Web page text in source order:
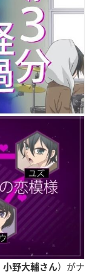
小野大輔さん）がナ